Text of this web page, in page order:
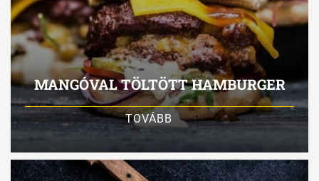
MANGÓVAL TÖLTÖTT HAMBURGER
TOVÁBB